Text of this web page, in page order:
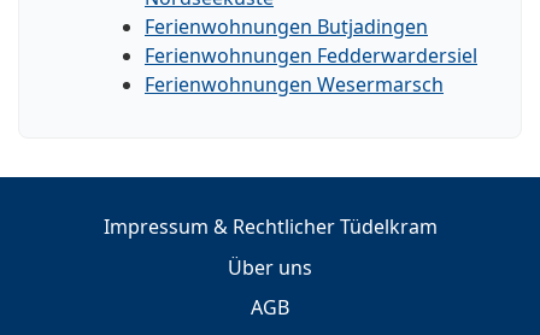
Ferienwohnungen Butjadingen
Ferienwohnungen Fedderwardersiel
Ferienwohnungen Wesermarsch
Impressum & Rechtlicher Tüdelkram
Über uns
AGB